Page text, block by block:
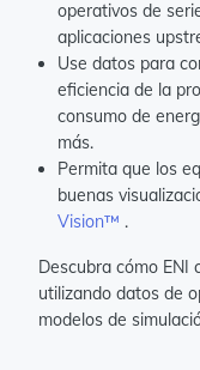
operativos de
aplicaciones
Use datos para
eficiencia de la
consumo de
más.
Permita que los
buenas
Vision™ .
Descubra cómo ENI
utilizando datos de
modelos de